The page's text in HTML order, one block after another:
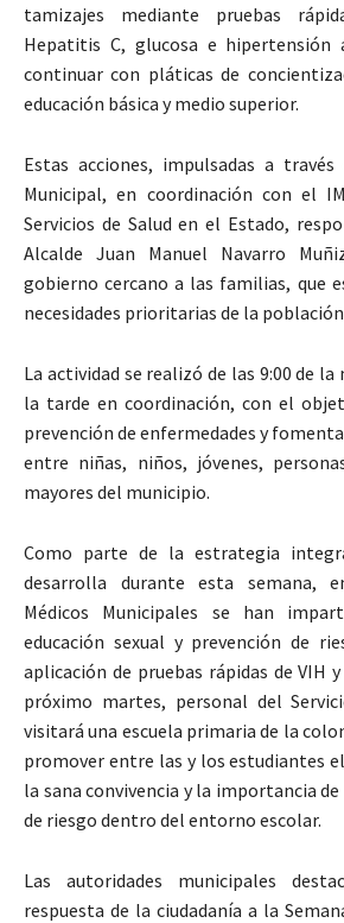
tamizajes mediante pruebas
Hepatitis C, glucosa e hipertensión
continuar con pláticas de
educación básica y medio superior.
Estas acciones, impulsadas a través
Municipal, en coordinación con el
Servicios de Salud en el Estado,
Alcalde Juan Manuel Navarro
gobierno cercano a las familias, que
necesidades prioritarias de la
La actividad se realizó de las 9:00 de la
la tarde en coordinación, con el
prevención de enfermedades y
entre niñas, niños, jóvenes,
mayores del municipio.
Como parte de la estrategia
desarrolla durante esta semana,
Médicos Municipales se han
educación sexual y prevención de
aplicación de pruebas rápidas de VIH
próximo martes, personal del
visitará una escuela primaria de la
promover entre las y los estudiantes
la sana convivencia y la importancia
de riesgo dentro del entorno escolar.
Las autoridades municipales
respuesta de la ciudadanía a la